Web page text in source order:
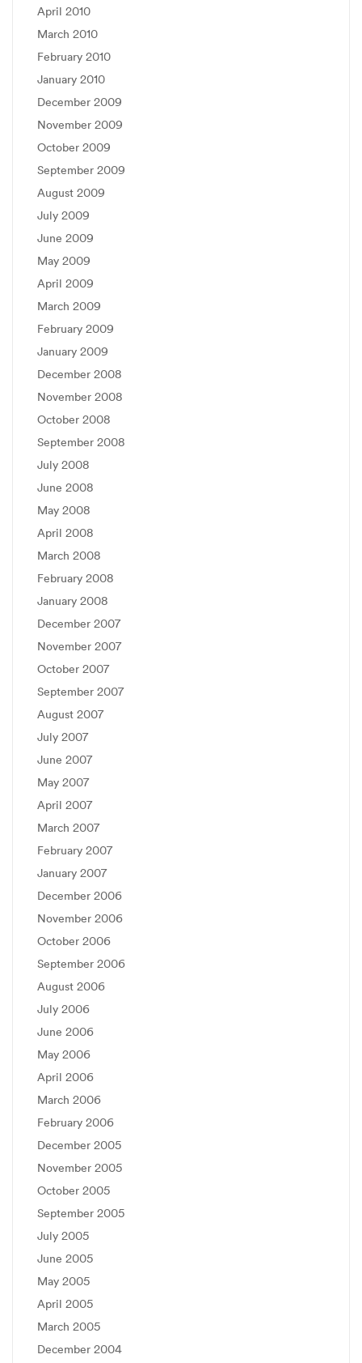
April 2010
March 2010
February 2010
January 2010
December 2009
November 2009
October 2009
September 2009
August 2009
July 2009
June 2009
May 2009
April 2009
March 2009
February 2009
January 2009
December 2008
November 2008
October 2008
September 2008
July 2008
June 2008
May 2008
April 2008
March 2008
February 2008
January 2008
December 2007
November 2007
October 2007
September 2007
August 2007
July 2007
June 2007
May 2007
April 2007
March 2007
February 2007
January 2007
December 2006
November 2006
October 2006
September 2006
August 2006
July 2006
June 2006
May 2006
April 2006
March 2006
February 2006
December 2005
November 2005
October 2005
September 2005
July 2005
June 2005
May 2005
April 2005
March 2005
December 2004